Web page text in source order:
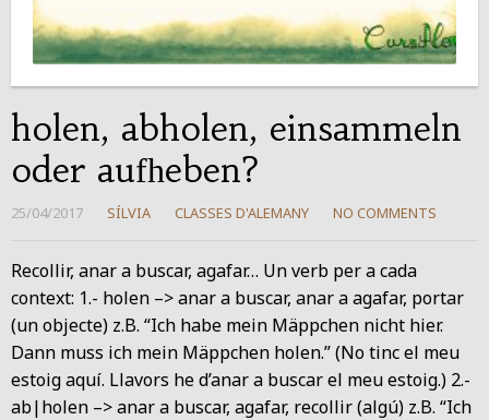
holen, abholen, einsammeln
oder aufheben?
25/04/2017 SÍLVIA CLASSES D'ALEMANY NO COMMENTS
Recollir, anar a buscar, agafar… Un verb per a cada
context: 1.- holen –> anar a buscar, anar a agafar, portar
(un objecte) z.B. “Ich habe mein Mäppchen nicht hier.
Dann muss ich mein Mäppchen holen.” (No tinc el meu
estoig aquí. Llavors he d’anar a buscar el meu estoig.) 2.-
ab|holen –> anar a buscar, agafar, recollir (algú) z.B. “Ich